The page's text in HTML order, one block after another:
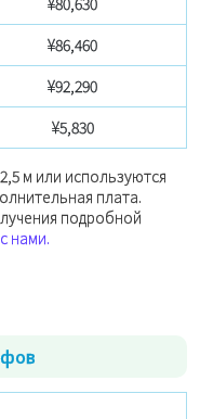
¥86,460
¥92,290
¥5,830
м или используются
плата.
подробной
нами.